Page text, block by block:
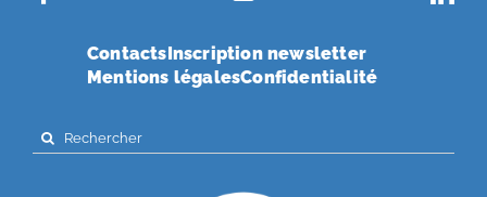
Contacts Inscription newsletter
Mentions légalesConfidentialité
Search
for: